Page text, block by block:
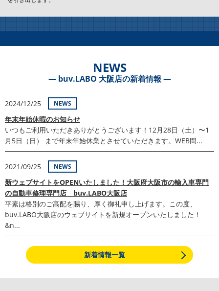
NEWS
― buv.LABO 大阪店の新着情報 ―
2024/12/25 NEWS
年末年始休暇のお知らせ
いつもご利用いただきありがとうございます！12月28日（土）〜1
月5日（日） まで年末年始休業とさせていただきます。WEB問...
2021/09/25 NEWS
新ウェブサイトをOPENいたしました！大阪府大阪市の輸入車専門
の自動車修理専門店 buv.LABO大阪店
平素は格別のご高配を賜り、厚く御礼申し上げます。この度、
buv.LABO大阪店のウェブサイトを新規オープンいたしました！
&n...
新着情報一覧